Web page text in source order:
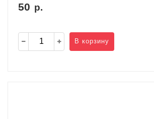
50 р.
В корзину